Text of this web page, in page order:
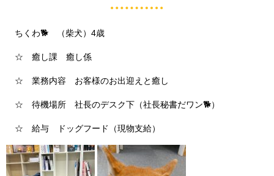
ちくわ🐕 （柴犬）4歳
☆ 癒し課 癒し係
☆ 業務内容 お客様のお出迎えと癒し
☆ 待機場所 社長のデスク下（社長秘書だワン🐕）
☆ 給与 ドッグフード（現物支給）